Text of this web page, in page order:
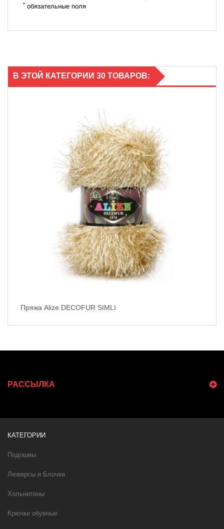
* обязательные поля
В ЭТОЙ КАТЕГОРИИ 30 ТОВАРОВ:
Пряжа Alize DECOFUR SIMLI
РАССЫЛКА
КАТЕГОРИИ
Подошвы
Люверсы и Блочки
Хольнитены
Крючки обувные